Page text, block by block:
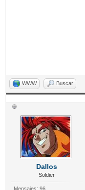
WWW Buscar
Dallos
Soldier
Mensajes: 96